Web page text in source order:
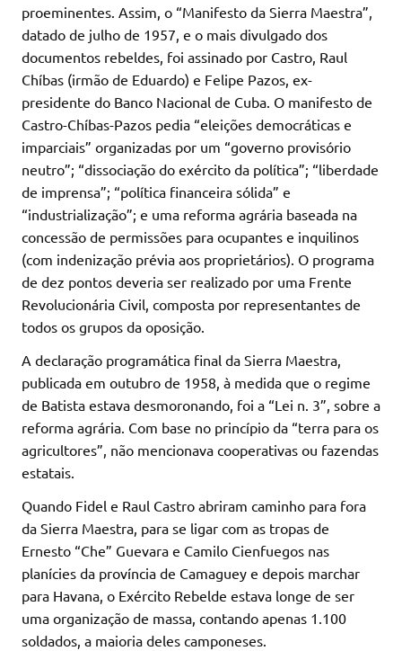
proeminentes. Assim, o “Manifesto da Sierra Maestra”,
datado de julho de 1957, e o mais divulgado dos
documentos rebeldes, foi assinado por Castro, Raul
Chíbas (irmão de Eduardo) e Felipe Pazos, ex-
presidente do Banco Nacional de Cuba. O manifesto de
Castro-Chíbas-Pazos pedia “eleições democráticas e
imparciais” organizadas por um “governo provisório
neutro”; “dissociação do exército da política”; “liberdade
de imprensa”; “política financeira sólida” e
“industrialização”; e uma reforma agrária baseada na
concessão de permissões para ocupantes e inquilinos
(com indenização prévia aos proprietários). O programa
de dez pontos deveria ser realizado por uma Frente
Revolucionária Civil, composta por representantes de
todos os grupos da oposição.
A declaração programática final da Sierra Maestra,
publicada em outubro de 1958, à medida que o regime
de Batista estava desmoronando, foi a “Lei n. 3”, sobre a
reforma agrária. Com base no princípio da “terra para os
agricultores”, não mencionava cooperativas ou fazendas
estatais.
Quando Fidel e Raul Castro abriram caminho para fora
da Sierra Maestra, para se ligar com as tropas de
Ernesto “Che” Guevara e Camilo Cienfuegos nas
planícies da província de Camaguey e depois marchar
para Havana, o Exército Rebelde estava longe de ser
uma organização de massa, contando apenas 1.100
soldados, a maioria deles camponeses.